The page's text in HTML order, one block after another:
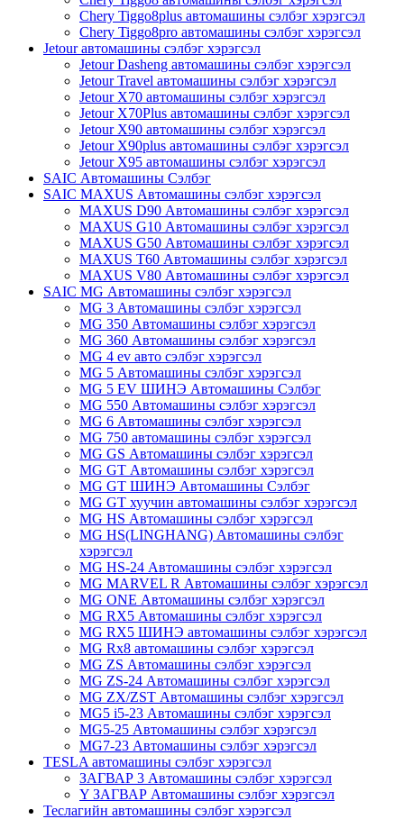
Chery Tiggo8plus автомашины сэлбэг хэрэгсэл
Chery Tiggo8pro автомашины сэлбэг хэрэгсэл
Jetour автомашины сэлбэг хэрэгсэл
Jetour Dasheng автомашины сэлбэг хэрэгсэл
Jetour Travel автомашины сэлбэг хэрэгсэл
Jetour X70 автомашины сэлбэг хэрэгсэл
Jetour X70Plus автомашины сэлбэг хэрэгсэл
Jetour X90 автомашины сэлбэг хэрэгсэл
Jetour X90plus автомашины сэлбэг хэрэгсэл
Jetour X95 автомашины сэлбэг хэрэгсэл
SAIC Автомашины Сэлбэг
SAIC MAXUS Автомашины сэлбэг хэрэгсэл
MAXUS D90 Автомашины сэлбэг хэрэгсэл
MAXUS G10 Автомашины сэлбэг хэрэгсэл
MAXUS G50 Автомашины сэлбэг хэрэгсэл
MAXUS T60 Автомашины сэлбэг хэрэгсэл
MAXUS V80 Автомашины сэлбэг хэрэгсэл
SAIC MG Автомашины сэлбэг хэрэгсэл
MG 3 Автомашины сэлбэг хэрэгсэл
MG 350 Автомашины сэлбэг хэрэгсэл
MG 360 Автомашины сэлбэг хэрэгсэл
MG 4 ev авто сэлбэг хэрэгсэл
MG 5 Автомашины сэлбэг хэрэгсэл
MG 5 EV ШИНЭ Автомашины Сэлбэг
MG 550 Автомашины сэлбэг хэрэгсэл
MG 6 Автомашины сэлбэг хэрэгсэл
MG 750 автомашины сэлбэг хэрэгсэл
MG GS Автомашины сэлбэг хэрэгсэл
MG GT Автомашины сэлбэг хэрэгсэл
MG GT ШИНЭ Автомашины Сэлбэг
MG GT хуучин автомашины сэлбэг хэрэгсэл
MG HS Автомашины сэлбэг хэрэгсэл
MG HS(LINGHANG) Автомашины сэлбэг
хэрэгсэл
MG HS-24 Автомашины сэлбэг хэрэгсэл
MG MARVEL R Автомашины сэлбэг хэрэгсэл
MG ONE Автомашины сэлбэг хэрэгсэл
MG RX5 Автомашины сэлбэг хэрэгсэл
MG RX5 ШИНЭ автомашины сэлбэг хэрэгсэл
MG Rx8 автомашины сэлбэг хэрэгсэл
MG ZS Автомашины сэлбэг хэрэгсэл
MG ZS-24 Автомашины сэлбэг хэрэгсэл
MG ZX/ZST Автомашины сэлбэг хэрэгсэл
MG5 i5-23 Автомашины сэлбэг хэрэгсэл
MG5-25 Автомашины сэлбэг хэрэгсэл
MG7-23 Автомашины сэлбэг хэрэгсэл
TESLA автомашины сэлбэг хэрэгсэл
ЗАГВАР 3 Автомашины сэлбэг хэрэгсэл
Y ЗАГВАР Автомашины сэлбэг хэрэгсэл
Теслагийн автомашины сэлбэг хэрэгсэл